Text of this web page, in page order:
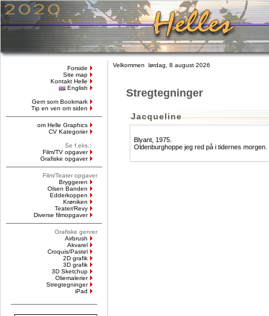
Forside
Site map
Kontakt Helle
English
Gem som Bookmark
Tip en ven om siden
om Helle Graphics
CV Kategorier
Se f.eks.:
Film/TV opgaver
Grafiske opgaver
Film/Teater opgaver
Bryggeren
Olsen Banden
Edderkoppen
Krøniken
Teater/Revy
Diverse filmopgaver
Grafiske genrer
Airbrush
Akvarel
Croquis/Pastel
2D grafik
3D grafik
3D Sketchup
Oliemalerier
Stregtegninger
iPad
Velkommen lørdag, 8 august 2026
Stregtegninger
Jacqueline
Blyant, 1975.
Oldenburghoppe jeg red på i tidernes morgen.